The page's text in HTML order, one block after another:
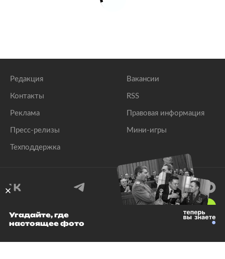
Редакция
Контакты
Реклама
Пресс-релизы
Техподдержка
Вакансии
RSS
Правовая информация
Мини-игры
© 1999–2026 Все права защищены.
Угадайте, где
настоящее фото